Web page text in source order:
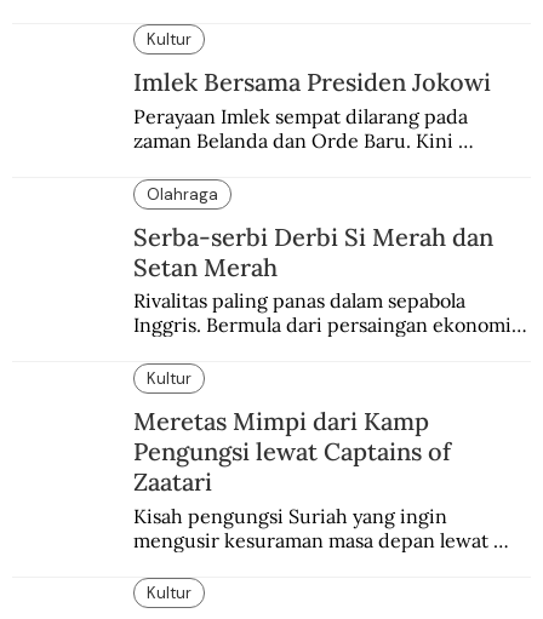
Kultur
Imlek Bersama Presiden Jokowi
Perayaan Imlek sempat dilarang pada
zaman Belanda dan Orde Baru. Kini
Olahraga
Serba-serbi Derbi Si Merah dan
Setan Merah
Rivalitas paling panas dalam sepabola
Inggris. Bermula dari persaingan ekonomi
Kultur
Meretas Mimpi dari Kamp
Pengungsi lewat Captains of
Zaatari
Kisah pengungsi Suriah yang ingin
mengusir kesuraman masa depan lewat
humanis.
Kultur